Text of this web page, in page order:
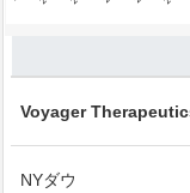
Voyager
NYダウ